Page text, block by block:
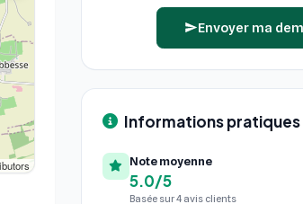
Envoyer ma
Informations pratiques
Note moyenne
5.0/5
Basée sur 4 avis clients